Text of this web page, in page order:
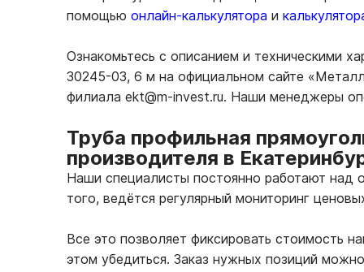
помощью онлайн-калькулятора и
Ознакомьтесь с описанием и техническими
30245-03, 6 м на официальном сайте
филиала ekt@m-invest.ru. Наши менеджеры
Труба профильная
производителя в
Наши специалисты постоянно работают над
того, ведётся регулярный мониторинг
Все это позволяет фиксировать стоимость
этом убедиться. Заказ нужных позиций